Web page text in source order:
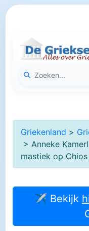
Griekenland >
> Anneke
mastiek op Chios
✈ Bekijk